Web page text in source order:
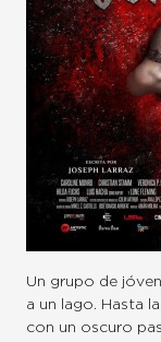
Un grupo de
a un lago. Hasta
con un oscuro